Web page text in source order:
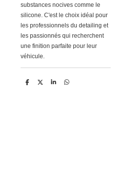
substances nocives comme le
silicone. C'est le choix idéal pour
les professionnels du detailing et
les passionnés qui recherchent
une finition parfaite pour leur
véhicule.
D
D
S
D